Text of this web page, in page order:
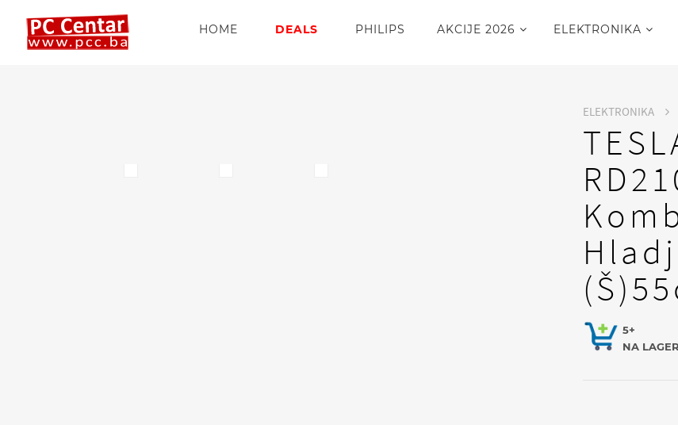
HOME DEALS PHILIPS AKCIJE 2026 ELEKTRONIKA
ELEKTRONIKA
5+
NA